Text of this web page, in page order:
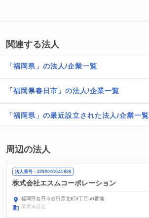
関連する法人
「福岡県」の法人/企業一覧
「福岡県春日市」の法人/企業一覧
「福岡県」の最近設立された法人/企業一覧
周辺の法人
法人番号：3290001041838
株式会社エスムコーポレーション
福岡県春日市春日原北町3丁目50番地
業界未設定